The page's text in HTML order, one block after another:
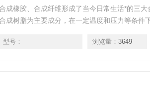
成橡胶、合成纤维形成了当今日常生活*的三大
成树脂为主要成分，在一定温度和压力等条件
型号： 浏览量： 3649